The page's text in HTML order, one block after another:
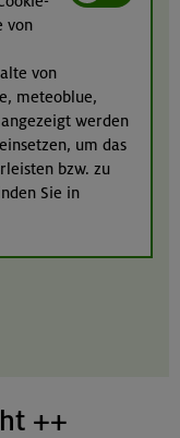
von
von
meteoblue,
werden
um das
bzw. zu
Sie in
++